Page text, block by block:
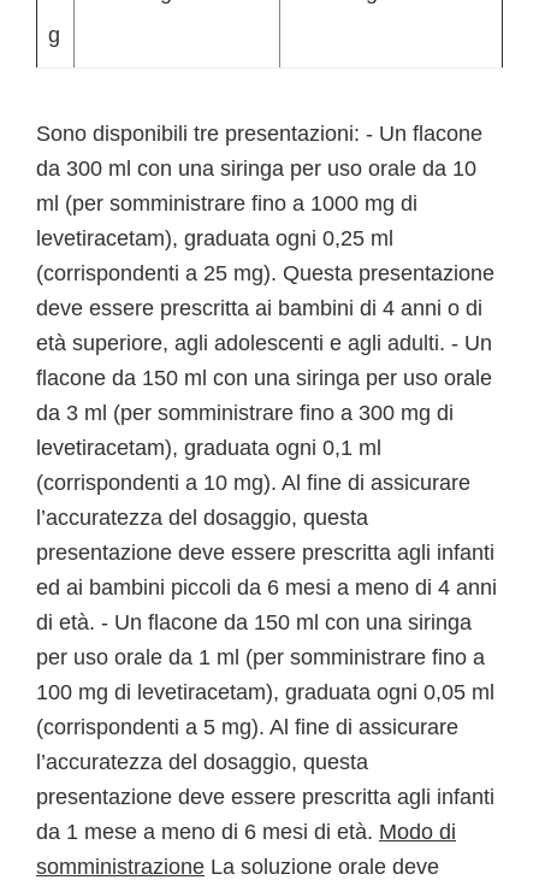
g
Sono disponibili tre presentazioni: - Un flacone
da 300 ml con una siringa per uso orale da 10
ml (per somministrare fino a 1000 mg di
levetiracetam), graduata ogni 0,25 ml
(corrispondenti a 25 mg). Questa presentazione
deve essere prescritta ai bambini di 4 anni o di
età superiore, agli adolescenti e agli adulti. - Un
flacone da 150 ml con una siringa per uso orale
da 3 ml (per somministrare fino a 300 mg di
levetiracetam), graduata ogni 0,1 ml
(corrispondenti a 10 mg). Al fine di assicurare
l’accuratezza del dosaggio, questa
presentazione deve essere prescritta agli infanti
ed ai bambini piccoli da 6 mesi a meno di 4 anni
di età. - Un flacone da 150 ml con una siringa
per uso orale da 1 ml (per somministrare fino a
100 mg di levetiracetam), graduata ogni 0,05 ml
(corrispondenti a 5 mg). Al fine di assicurare
l’accuratezza del dosaggio, questa
presentazione deve essere prescritta agli infanti
da 1 mese a meno di 6 mesi di età. Modo di
somministrazione La soluzione orale deve